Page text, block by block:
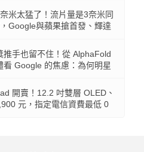
米太猛了！流片量是3奈米同
Google與蘋果搶首發、輝達
推手也留不住！從 AlphaFold
看 Google 的焦慮：為何明星
開賣！12.2 吋雙層 OLED、
元，指定電信資費最低 0